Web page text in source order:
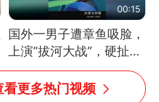
00:15
国外一男子遭章鱼吸脸，
上演“拔河大战”，硬扯加
铁棒敲打方才挣脱
更多热门视频